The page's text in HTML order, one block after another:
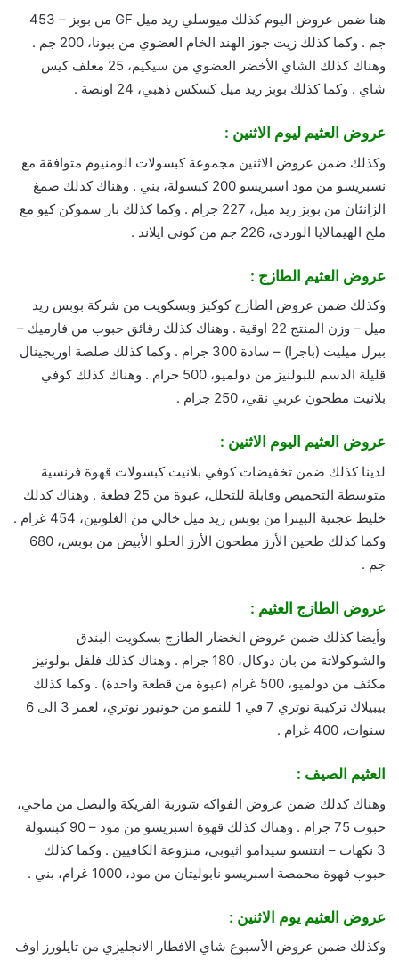
هنا ضمن عروض اليوم كذلك ميوسلي ريد ميل GF من بوبز – 453
جم . وكما كذلك زيت جوز الهند الخام العضوي من بيونا، 200 جم .
وهناك كذلك الشاي الأخضر العضوي من سيكيم، 25 مغلف كيس
شاي . وكما كذلك بوبز ريد ميل كسكس ذهبي، 24 اونصة .
عروض العثيم ليوم الاثنين :
وكذلك ضمن عروض الاثنين مجموعة كبسولات الومنيوم متوافقة مع
نسبريسو من مود اسبريسو 200 كبسولة، بني . وهناك كذلك صمغ
الزانثان من بوبز ريد ميل، 227 جرام . وكما كذلك بار سموكن كيو مع
ملح الهيمالايا الوردي، 226 جم من كوني ايلاند .
عروض العثيم الطازج :
وكذلك ضمن عروض الطازج كوكيز وبسكويت من شركة بوبس ريد
ميل – وزن المنتج 22 اوقية . وهناك كذلك رقائق حبوب من فارميك –
بيرل ميليت (باجرا) – سادة 300 جرام . وكما كذلك صلصة اوريجينال
قليلة الدسم للبولنيز من دولميو، 500 جرام . وهناك كذلك كوفي
بلانيت مطحون عربي نقي، 250 جرام .
عروض العثيم اليوم الاثنين :
لدينا كذلك ضمن تخفيضات كوفي بلانيت كبسولات قهوة فرنسية
متوسطة التحميص وقابلة للتحلل، عبوة من 25 قطعة . وهناك كذلك
خليط عجنية البيتزا من بوبس ريد ميل خالي من الغلوتين، 454 غرام .
وكما كذلك طحين الأرز مطحون الأرز الحلو الأبيض من بوبس، 680
جم .
عروض الطازج العثيم :
وأيضا كذلك ضمن عروض الخضار الطازج بسكويت البندق
والشوكولاتة من بان دوكال، 180 جرام . وهناك كذلك فلفل بولونيز
مكثف من دولميو، 500 غرام (عبوة من قطعة واحدة) . وكما كذلك
بيبيلاك تركيبة نوتري 7 في 1 للنمو من جونيور نوتري، لعمر 3 الى 6
سنوات، 400 غرام .
العثيم الصيف :
وهناك كذلك ضمن عروض الفواكه شوربة الفريكة والبصل من ماجي،
حبوب 75 جرام . وهناك كذلك قهوة اسبريسو من مود – 90 كبسولة
3 نكهات – انتنسو سيدامو اثيوبي، منزوعة الكافيين . وكما كذلك
حبوب قهوة محمصة اسبريسو نابوليتان من مود، 1000 غرام، بني .
عروض العثيم يوم الاثنين :
وكذلك ضمن عروض الأسبوع شاي الافطار الانجليزي من تايلورز اوف